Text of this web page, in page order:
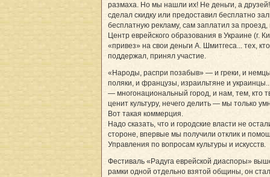
размаха. Но мы нашли их! Не деньги, а друзей!
сделал скидку или предоставил бесплатно
бесплатную рекламу, сам заплатил за проезд,
Центр еврейского образования в Украине (г.
«привез» на свои деньги А. Шмитгеса... тех,
поддержал, принял участие.
«Народы, распри позабыв» — и греки, и
поляки, и французы, израильтяне и
— многонациональный город, и нам, тем, кто
ценит культуру, нечего делить — мы только
Вот такая коммерция.
Надо сказать, что и городские власти не
стороне, впервые мы получили отклик и
Управления по вопросам культуры и искусств.
Фестиваль «Радуга еврейской диаспоры»
рамки одной отдельно взятой общины, он стал